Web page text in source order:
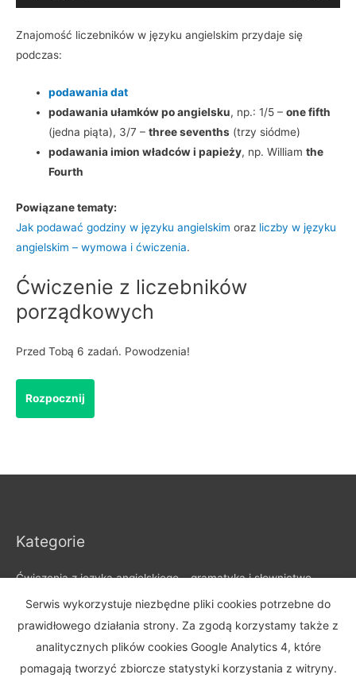
Znajomość liczebników w języku angielskim przydaje się
podczas:
podawania dat
podawania ułamków po angielsku, np.: 1/5 –one fifth
(jedna piąta), 3/7 –three sevenths (trzy siódme)
podawania imion władców i papieży, np. Williamthe
Fourth
Powiązane tematy:
Jak podawać godziny w języku angielskim oraz liczby w języku
angielskim – wymowa i ćwiczenia.
Ćwiczenie z liczebników
porządkowych
Przed Tobą 6 zadań. Powodzenia!
Kategorie
Ćwiczenia z języka angielskiego – gramatyka i słownictwo
Czasy angielskie – artykuły i wyjaśnienia gramatyki
Opisy po angielsku – przykłady, struktura i przydatne zwroty
Pisanie
Serwis wykorzystuje niezbędne pliki cookies potrzebne do
prawidłowego działania strony. Za zgodą korzystamy także z
analitycznych plików cookies Google Analytics 4, które
pomagają tworzyć zbiorcze statystyki korzystania z witryny.